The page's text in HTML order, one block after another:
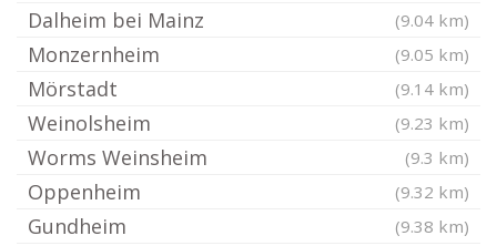
Dalheim bei Mainz (9.04 km)
Monzernheim (9.05 km)
Mörstadt (9.14 km)
Weinolsheim (9.23 km)
Worms Weinsheim (9.3 km)
Oppenheim (9.32 km)
Gundheim (9.38 km)